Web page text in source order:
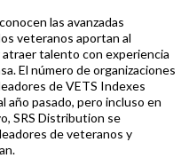
las avanzadas
veteranos aportan al
talento con experiencia
El número de organizaciones
de VETS Indexes
año pasado, pero incluso en
SRS Distribution se
de veteranos y